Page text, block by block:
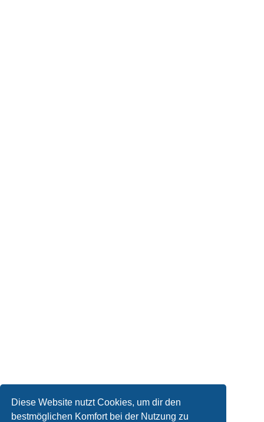
Diese Website nutzt Cookies, um dir den
bestmöglichen Komfort bei der Nutzung zu